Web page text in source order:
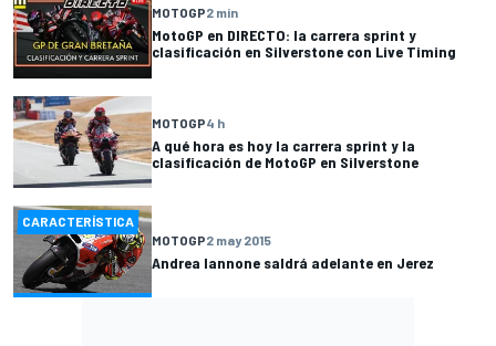
MOTOGP2 min
MotoGP en DIRECTO: la carrera sprint y
clasificación en Silverstone con Live Timing
MOTOGP4 h
A qué hora es hoy la carrera sprint y la
clasificación de MotoGP en Silverstone
CARACTERÍSTICA
MOTOGP2 may 2015
Andrea Iannone saldrá adelante en Jerez